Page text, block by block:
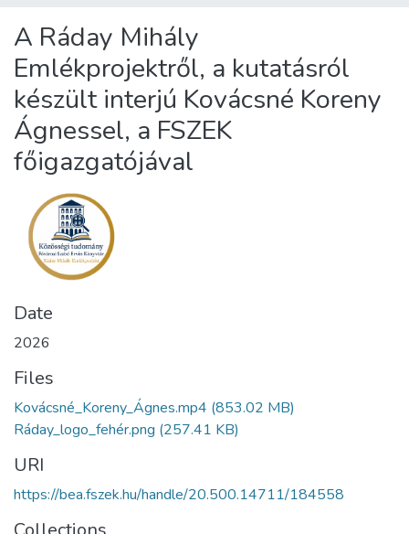
About us
A Ráday Mihály
Emlékprojektről, a kutatásról
készült interjú Kovácsné Koreny
Ágnessel, a FSZEK
főigazgatójával
Date
2026
Files
Kovácsné_Koreny_Ágnes.mp4 (853.02 MB)
Ráday_logo_fehér.png (257.41 KB)
URI
https://bea.fszek.hu/handle/20.500.14711/184558